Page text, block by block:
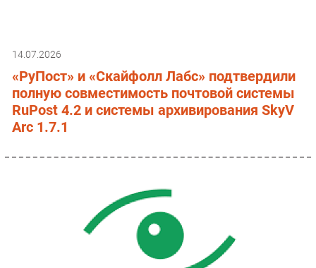
14.07.2026
«РуПост» и «Скайфолл Лабс» подтвердили
полную совместимость почтовой системы
RuPost 4.2 и системы архивирования SkyV
Arc 1.7.1